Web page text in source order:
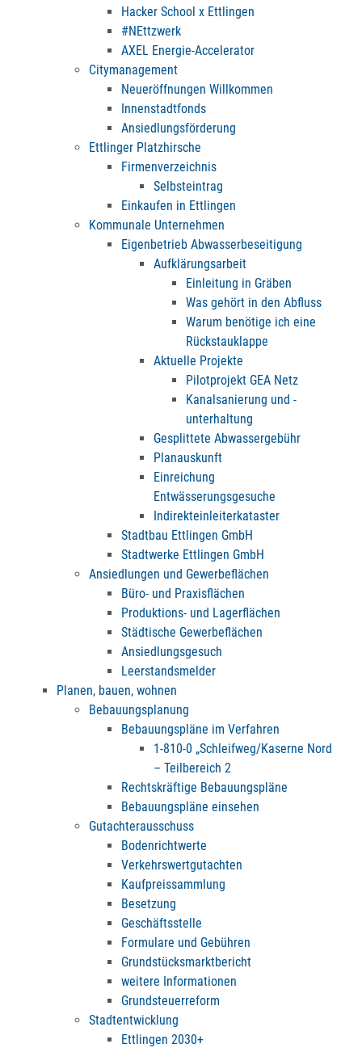
Hacker School x Ettlingen
#NEttzwerk
AXEL Energie-Accelerator
Citymanagement
Neueröffnungen Willkommen
Innenstadtfonds
Ansiedlungsförderung
Ettlinger Platzhirsche
Firmenverzeichnis
Selbsteintrag
Einkaufen in Ettlingen
Kommunale Unternehmen
Eigenbetrieb Abwasserbeseitigung
Aufklärungsarbeit
Einleitung in Gräben
Was gehört in den Abfluss
Warum benötige ich eine
Rückstauklappe
Aktuelle Projekte
Pilotprojekt GEA Netz
Kanalsanierung und -
unterhaltung
Gesplittete Abwassergebühr
Planauskunft
Einreichung
Entwässerungsgesuche
Indirekteinleiterkataster
Stadtbau Ettlingen GmbH
Stadtwerke Ettlingen GmbH
Ansiedlungen und Gewerbeflächen
Büro- und Praxisflächen
Produktions- und Lagerflächen
Städtische Gewerbeflächen
Ansiedlungsgesuch
Leerstandsmelder
Planen, bauen, wohnen
Bebauungsplanung
Bebauungspläne im Verfahren
1-810-0 „Schleifweg/Kaserne Nord
– Teilbereich 2
Rechtskräftige Bebauungspläne
Bebauungspläne einsehen
Gutachterausschuss
Bodenrichtwerte
Verkehrswertgutachten
Kaufpreissammlung
Besetzung
Geschäftsstelle
Formulare und Gebühren
Grundstücksmarktbericht
weitere Informationen
Grundsteuerreform
Stadtentwicklung
Ettlingen 2030+